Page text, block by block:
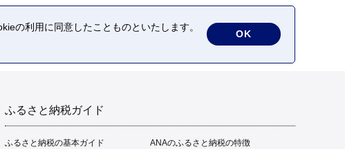
るさと納税 魚介類 高知県
産 土佐名物 高知県 高評価
食卓 ご飯のお供 父の日 ギ
ふるさと納税ガイド
ふるさと納税の基本ガイド
ANAのふるさと納税の特徴
の利用に同意したことものといたします。
OK